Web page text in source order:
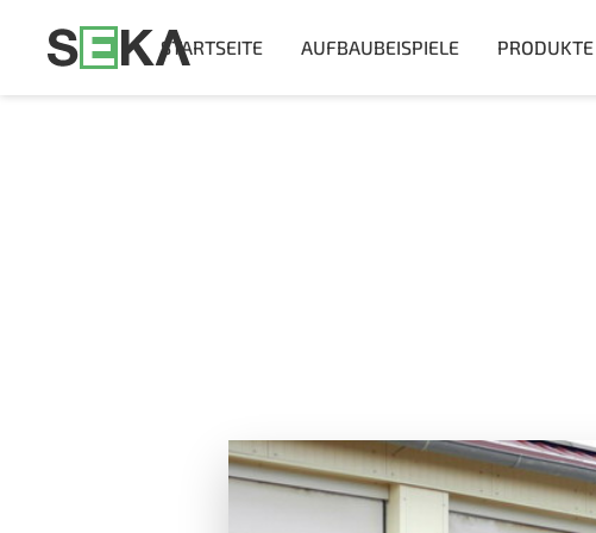
STARTSEITE AUFBAUBEISPIELE PRODUKTE